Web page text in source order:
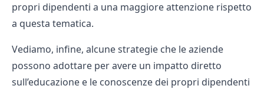
propri dipendenti a una maggiore attenzione rispetto
a questa tematica.
Vediamo, infine, alcune strategie che le aziende
possono adottare per avere un impatto diretto
sull’educazione e le conoscenze dei propri dipendenti